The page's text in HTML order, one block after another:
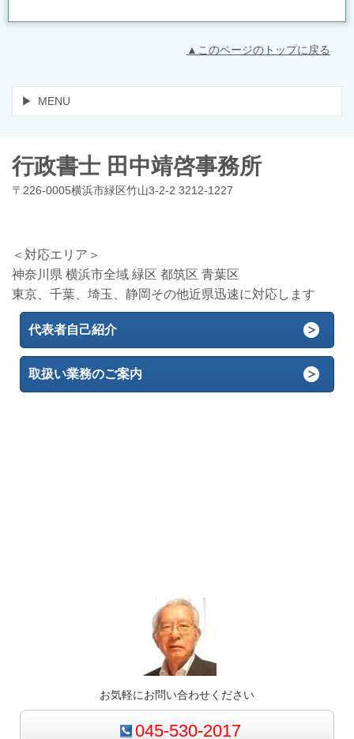
▲このページのトップに戻る
MENU
行政書士 田中靖啓事務所
〒226-0005横浜市緑区竹山3-2-2 3212-1227
＜対応エリア＞
神奈川県 横浜市全域 緑区 都筑区 青葉区
東京、千葉、埼玉、静岡その他近県迅速に対応します
代表者自己紹介
取扱い業務のご案内
お気軽にお問い合わせください
045-530-2017